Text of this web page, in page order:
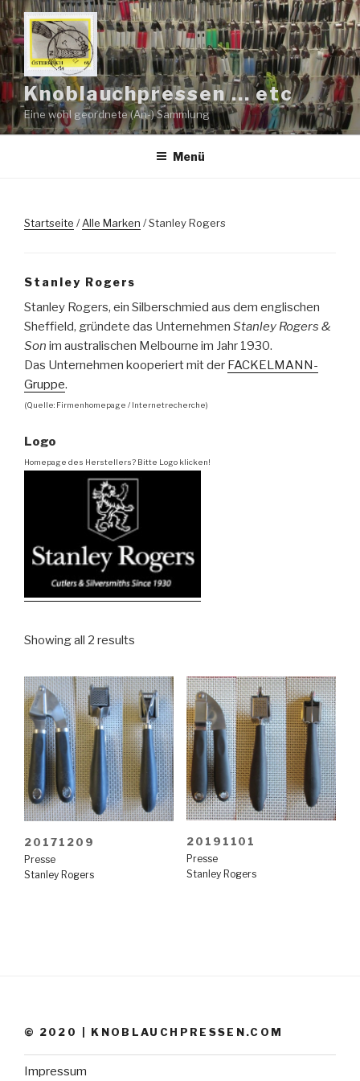
Zum
Inhalt
springen
Knoblauchpressen … etc
Eine wohl geordnete (An-) Sammlung
Menü
Startseite /Alle Marken / Stanley Rogers
Stanley Rogers
Stanley Rogers, ein Silberschmied aus dem englischen
Sheffield, gründete das Unternehmen Stanley Rogers &
Son im australischen Melbourne im Jahr 1930.
Das Unternehmen kooperiert mit der FACKELMANN-
Gruppe.
(Quelle: Firmenhomepage / Internetrecherche)
Logo
Homepage des Herstellers? Bitte Logo klicken!
Showing all 2 results
20171209
Presse
Stanley Rogers
20191101
Presse
Stanley Rogers
© 2020 | KNOBLAUCHPRESSEN.COM
Impressum